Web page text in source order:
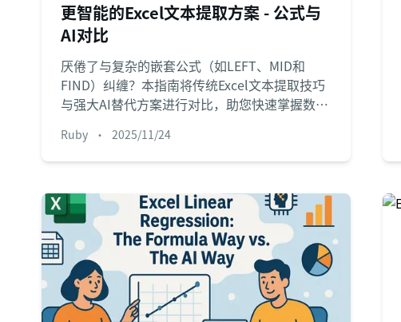
更智能的Excel文本提取方案 - 公式与
AI对比
厌倦了与复杂的嵌套公式（如LEFT、MID和
FIND）纠缠？本指南将传统Excel文本提取技巧
与强大AI替代方案进行对比，助您快速掌握数据
Ruby • 2025/11/24